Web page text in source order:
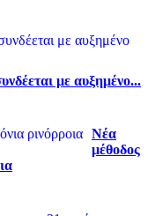
με αυξημένο...
Νέα
μέθοδος